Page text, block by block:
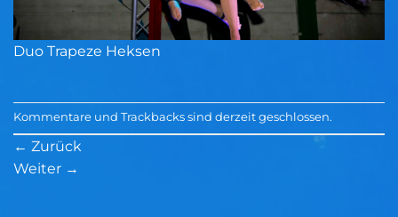
Duo Trapeze Heksen
Kommentare und Trackbacks sind derzeit geschlossen.
← Zurück
Weiter →